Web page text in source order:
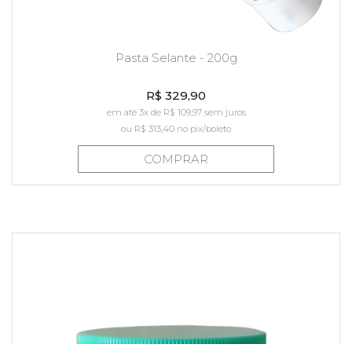
Pasta Selante - 200g
R$ 329,90
em até 3x de R$ 109,97 sem juros
ou R$ 313,40 no pix/boleto
COMPRAR